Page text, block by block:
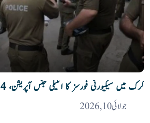
کرک میں سیکیورٹی فورسز کا انٹیلی جنس آپریشن، 4 دہشت گرد ہلاک
جولائی 10, 2026